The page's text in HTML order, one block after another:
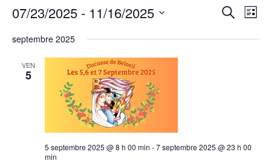
Events
Search
List
07/23/2025 - 11/16/2025
date.
septembre 2025
VEN
5
5 septembre 2025 @ 8 h 00 min -7 septembre 2025 @ 23 h 00
min